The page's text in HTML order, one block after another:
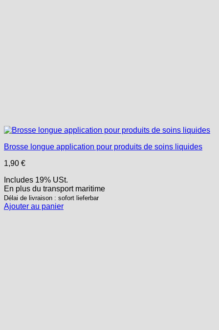
Brosse longue application pour produits de soins liquides
1,90 €
Includes 19% USt.
En plus du transportmaritime
Délai de livraison : sofort lieferbar
Ajouter au panier